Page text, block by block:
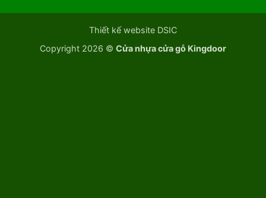
Thiết kế website DSIC
Copyright 2026 © Cửa nhựa cửa gỗ Kingdoor